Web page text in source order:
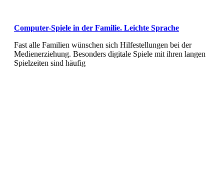
Computer-Spiele in der Familie. Leichte Sprache
Fast alle Familien wünschen sich Hilfestellungen bei der
Medienerziehung. Besonders digitale Spiele mit ihren langen
Spielzeiten sind häufig